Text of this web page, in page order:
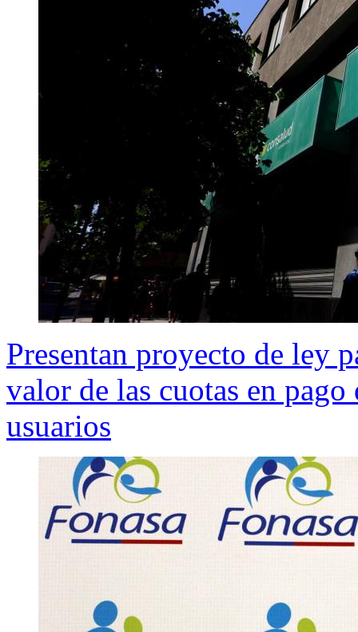
Presentan proyecto de ley
valor de las cuotas en pago
usuarios